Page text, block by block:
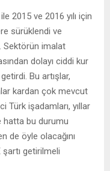
2015 ve 2016 yılı için
sürüklendi ve
Sektörün imalat
dolayı ciddi kur
Bu artışlar,
kardan çok mevcut
Türk işadamları, yıllar
hatta bu durumu
de öyle olacağını
getirilmeli